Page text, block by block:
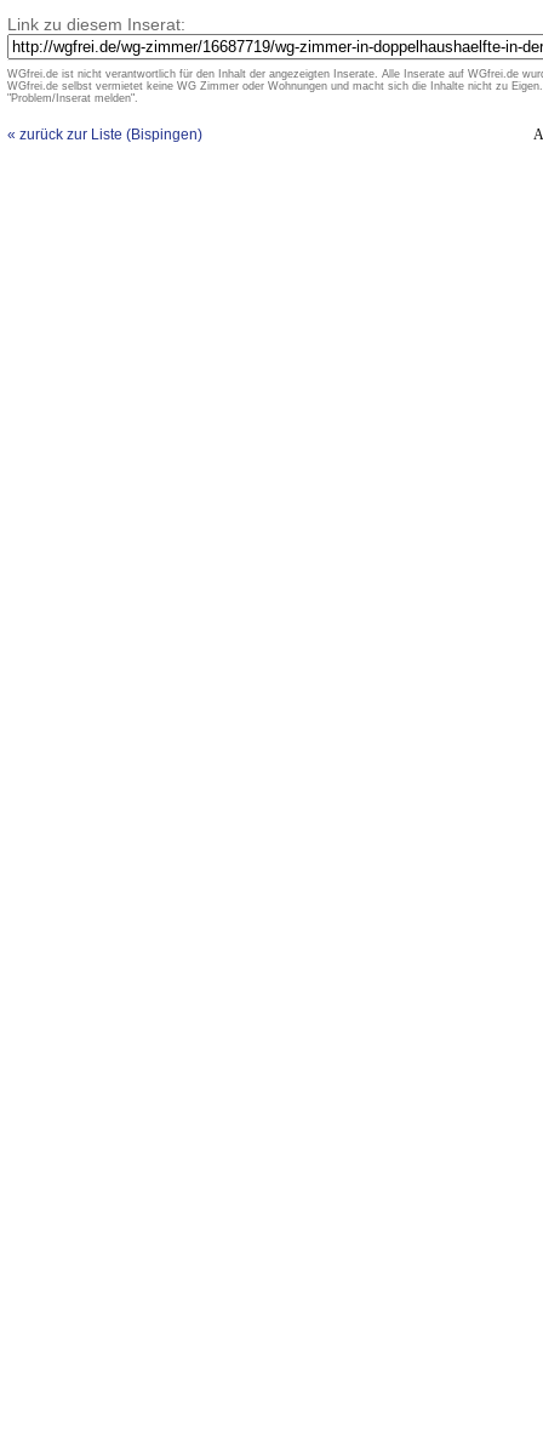
Link zu diesem Inserat:
WGfrei.de ist nicht verantwortlich für den Inhalt der angezeigten Inserate. Alle Inserate auf WGfrei.de
WGfrei.de selbst vermietet keine WG Zimmer oder Wohnungen und macht sich die Inhalte nicht zu
"Problem/Inserat melden".
« zurück zur Liste (Bispingen)